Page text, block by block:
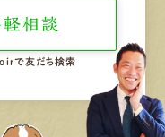
軽相談
で友だち検索